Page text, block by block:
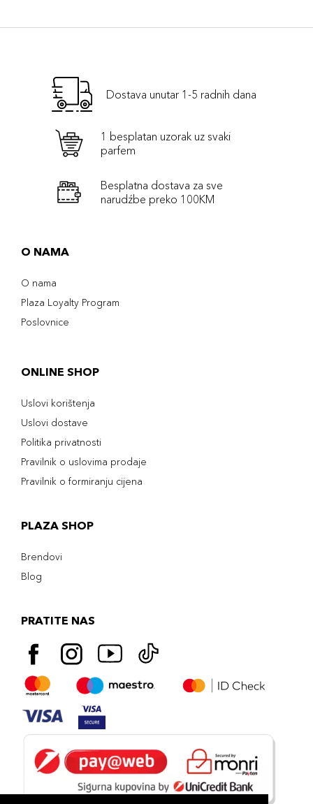
Dostava unutar 1-5 radnih dana
1 besplatan uzorak uz svaki
parfem
Besplatna dostava za sve
narudźbe preko 100KM
O NAMA
O nama
Plaza Loyalty Program
Poslovnice
ONLINE SHOP
Uslovi korištenja
Uslovi dostave
Politika privatnosti
Pravilnik o uslovima prodaje
Pravilnik o formiranju cijena
PLAZA SHOP
Brendovi
Blog
PRATITE NAS